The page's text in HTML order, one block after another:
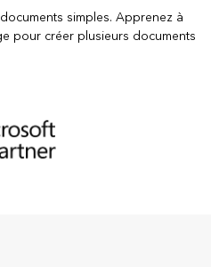
simples. Apprenez à
pour créer plusieurs documents